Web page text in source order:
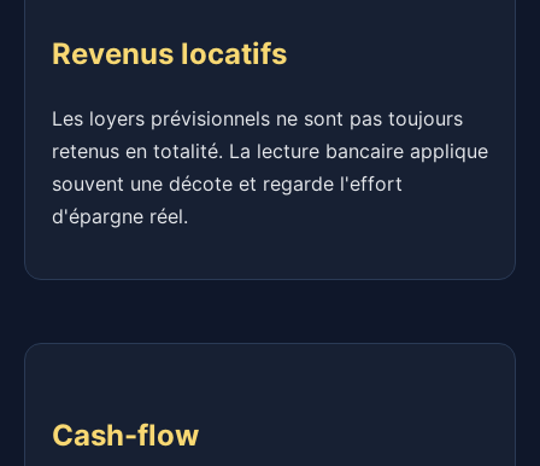
Revenus locatifs
Les loyers prévisionnels ne sont pas toujours
retenus en totalité. La lecture bancaire applique
souvent une décote et regarde l'effort
d'épargne réel.
Cash-flow